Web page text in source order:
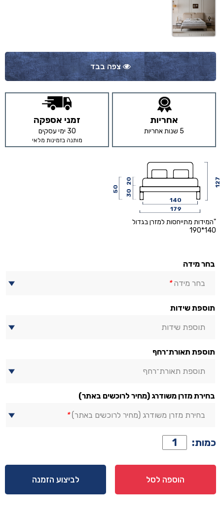
צפה בבד
אחריות
5 שנות אחריות
זמני אספקה
30 ימי עסקים
מותנה בזמינות מלאי
127
140
179
30
20
50
"המידות מתייחסות למזרן בגדול
140*190
בחר מידה
בחר מידה*
תוספת שידות
תוספת שידות
תוספת תאורת־רחף
תוספת תאורת־רחף
בחירת מזרן משודרג (מחיר לרוכשים באתר)
בחירת מזרן משודרג (מחיר לרוכשים באתר)*
כמות: כמות
של
מיטה
דגם
הוספה לסל לביצוע הזמנה